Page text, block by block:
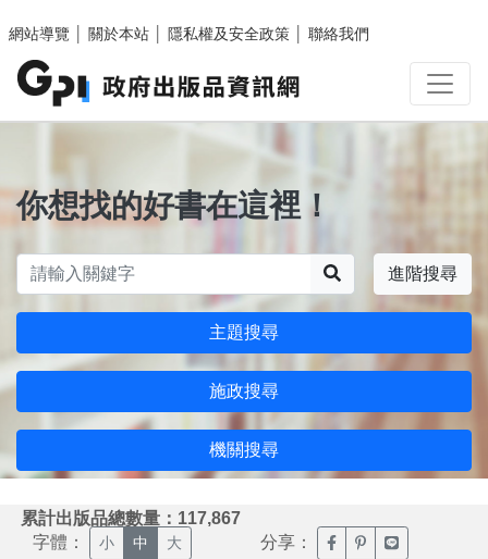
網站導覽
關於本站 隱私權及安全政策 聯絡我們
你想找的好書在這裡！
進階搜尋
主題搜尋
施政搜尋
機關搜尋
累計出版品總數量：117,867
字體： 小 中 大 分享： 臉書分享(另開新視窗)
噗浪分享(另開新
Line分享(另